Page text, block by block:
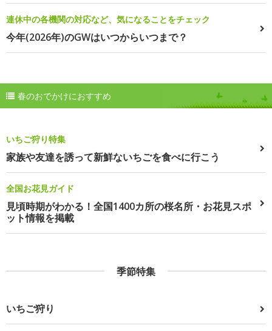
連休中の各機関の対応など、気になることをチェック
今年(2026年)のGWはいつからいつまで？
春のおでかけにおすすめ
いちご狩り特集
家族や友達を誘って新鮮ないちごを食べに行こう
全国お花見ガイド
見頃時期がわかる！全国1400カ所の桜名所・お花見スポ
ット情報を掲載
季節特集
いちご狩り